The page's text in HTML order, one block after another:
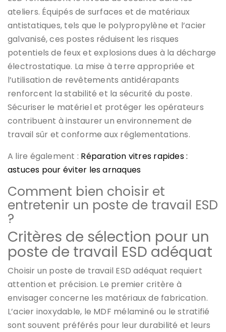
ateliers. Équipés de surfaces et de matériaux
antistatiques, tels que le polypropylène et l’acier
galvanisé, ces postes réduisent les risques
potentiels de feux et explosions dues à la décharge
électrostatique. La mise à terre appropriée et
l’utilisation de revêtements antidérapants
renforcent la stabilité et la sécurité du poste.
Sécuriser le matériel et protéger les opérateurs
contribuent à instaurer un environnement de
travail sûr et conforme aux réglementations.
A lire également : Réparation vitres rapides :
astuces pour éviter les arnaques
Comment bien choisir et
entretenir un poste de travail ESD
?
Critères de sélection pour un
poste de travail ESD adéquat
Choisir un poste de travail ESD adéquat requiert
attention et précision. Le premier critère à
envisager concerne les matériaux de fabrication.
L’acier inoxydable, le MDF mélaminé ou le stratifié
sont souvent préférés pour leur durabilité et leurs